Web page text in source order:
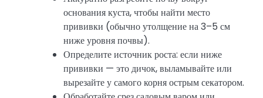
основания куста, чтобы найти место
прививки (обычно утолщение на 3–5 см
ниже уровня почвы).
Определите источник роста: если ниже
прививки — это дичок, выламывайте или
вырезайте у самого корня острым секатором.